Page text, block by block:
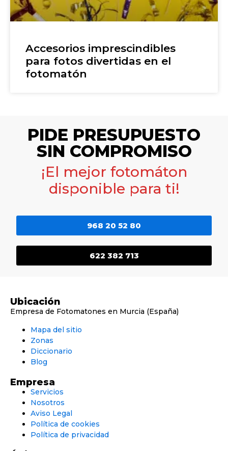
Accesorios imprescindibles
para fotos divertidas en el
fotomatón
PIDE PRESUPUESTO
SIN COMPROMISO
¡El mejor fotomáton
disponible para ti!
622 382 713
968 20 52 80
Ubicación
Empresa de Fotomatones en Murcia (España)
Mapa del sitio
Zonas
Diccionario
Blog
Empresa
Servicios
Nosotros
Aviso Legal
Política de cookies
Política de privacidad